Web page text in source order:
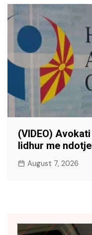
(VIDEO)
lidhur me
August 7, 2026